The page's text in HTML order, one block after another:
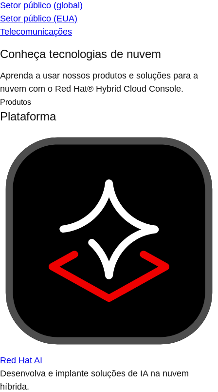
Setor público (global)
Setor público (EUA)
Telecomunicações
Conheça tecnologias de nuvem
Aprenda a usar nossos produtos e soluções para a
nuvem com o Red Hat® Hybrid Cloud Console.
Produtos
Plataforma
Red Hat AI
Desenvolva e implante soluções de IA na nuvem
híbrida.